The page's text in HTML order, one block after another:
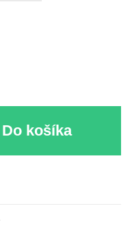
Do košíka